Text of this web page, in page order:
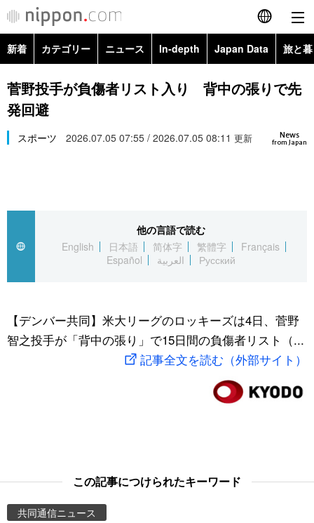
English
简体字
Русский
カテゴリー
経済・ビジネス
国際
文化
トップ
アーカイブ
In-depth
Japan Data
動画/Live
新着 カテゴリー ニュース In-depth Japan Data 旅と
政治・外交
経済・ビジネス
スポーツ・東京2020
Topics
菅野投手が負傷者リスト入り 背中の張りで先
発回避
News
from Japan
スポーツ 2026.07.05 07:55 / 2026.07.05 08:11 更新
他の言語で読む
English
日本語 简体字 繁體字
Français
Español
العربية Русский
【デンバー共同】米大リーグのロッキーズは4日、菅野
智之投手が「背中の張り」で15日間の負傷者リスト（...
記事全文を読む（外部サイト）
この記事につけられたキーワード
共同通信ニュース